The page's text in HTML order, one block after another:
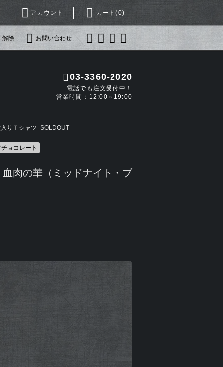
アカウント カート(0)
解除 お問い合わせ
03-3360-2020
電話でも注文受付中！
営業時間：12:00～19:00
りＴシャツ -SOLDOUT-
ョコレート
肉の華（ミッドナイト・ブ